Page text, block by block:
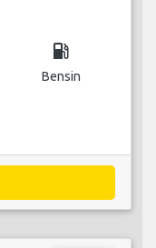
local_gas_station
Bensin